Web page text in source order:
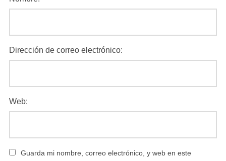
Dirección de correo electrónico:
Web:
Guarda mi nombre, correo electrónico, y web en este